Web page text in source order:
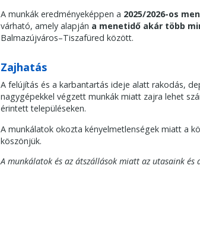
A munkák eredményeképpen a 2025/2026-os
várható, amely alapján a menetidő akár több
Balmazújváros–Tiszafüred között.
Zajhatás
A felújítás és a karbantartás ideje alatt rakodás,
nagygépekkel végzett munkák miatt zajra lehet
érintett településeken.
A munkálatok okozta kényelmetlenségek miatt a
köszönjük.
A munkálatok és az átszállások miatt az utasaink és